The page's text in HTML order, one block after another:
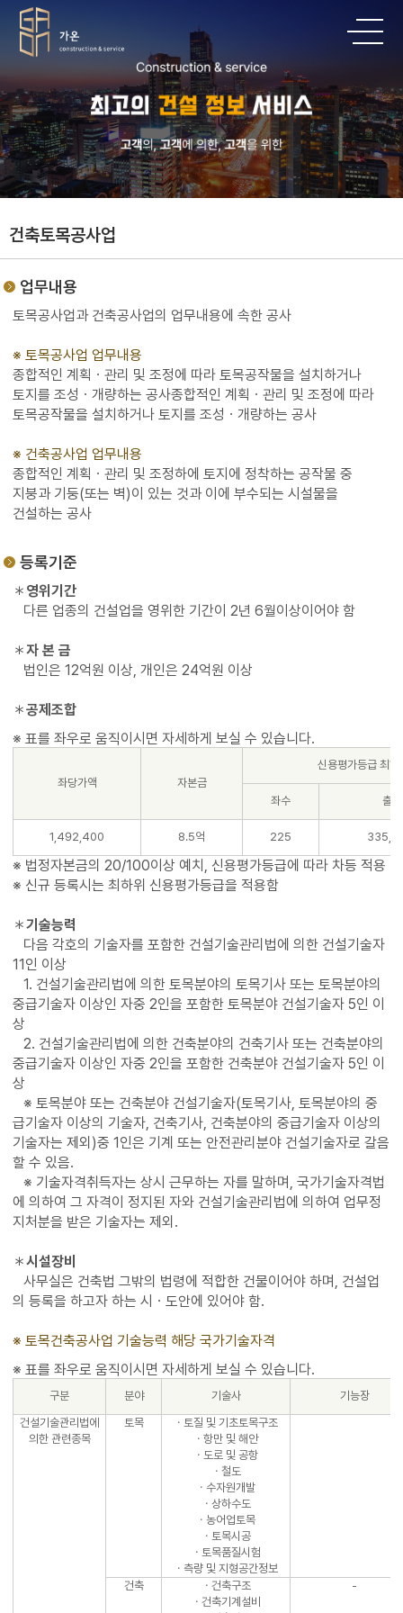
건축토목공사업
업무내용
토목공사업과 건축공사업의 업무내용에 속한 공사
※ 토목공사업 업무내용
종합적인 계획ㆍ관리 및 조정에 따라 토목공작물을 설치하거나
토지를 조성ㆍ개량하는 공사종합적인 계획ㆍ관리 및 조정에 따라
토목공작물을 설치하거나 토지를 조성ㆍ개량하는 공사
※ 건축공사업 업무내용
종합적인 계획ㆍ관리 및 조정하에 토지에 정착하는 공작물 중
지붕과 기둥(또는 벽)이 있는 것과 이에 부수되는 시설물을
건설하는 공사
등록기준
＊ 영위기간
다른 업종의 건설업을 영위한 기간이 2년 6월이상이어야 함
＊자 본 금
법인은 12억원 이상, 개인은 24억원 이상
＊공제조합
좌당가액 자본금
신용평가등급 최하
좌수 출
1,492,400 8.5억 225
※ 법정자본금의 20/100이상 예치, 신용평가등급에 따라 차등 적용
※ 신규 등록시는 최하위 신용평가등급을 적용함
＊기술능력
다음 각호의 기술자를 포함한 건설기술관리법에 의한 건설기술자
11인 이상
1. 건설기술관리법에 의한 토목분야의 토목기사 또는 토목분야의
중급기술자 이상인 자중 2인을 포함한 토목분야 건설기술자 5인 이
상
2. 건설기술관리법에 의한 건축분야의 건축기사 또는 건축분야의
중급기술자 이상인 자중 2인을 포함한 건축분야 건설기술자 5인 이
상
※ 토목분야 또는 건축분야 건설기술자(토목기사, 토목분야의 중
급기술자 이상의 기술자, 건축기사, 건축분야의 중급기술자 이상의
기술자는 제외)중 1인은 기계 또는 안전관리분야 건설기술자로 갈음
할 수 있음.
※ 기술자격취득자는 상시 근무하는 자를 말하며, 국가기술자격법
에 의하여 그 자격이 정지된 자와 건설기술관리법에 의하여 업무정
지처분을 받은 기술자는 제외.
＊시설장비
사무실은 건축법 그밖의 법령에 적합한 건물이어야 하며, 건설업
의 등록을 하고자 하는 시ㆍ도안에 있어야 함.
※ 토목건축공사업 기술능력 해당 국가기술자격
구분 분야 기술사
기능장
건설기술관리법에
의한 관련종목
토목
ㆍ토질 및 기초토목구조
ㆍ항만 및 해안
ㆍ도로 및 공항
ㆍ철도
ㆍ수자원개발
ㆍ상하수도
ㆍ농어업토목
ㆍ토목시공
ㆍ토목품질시험
ㆍ측량 및 지형공간정보
건축
ㆍ건축구조
ㆍ건축기계설비
-